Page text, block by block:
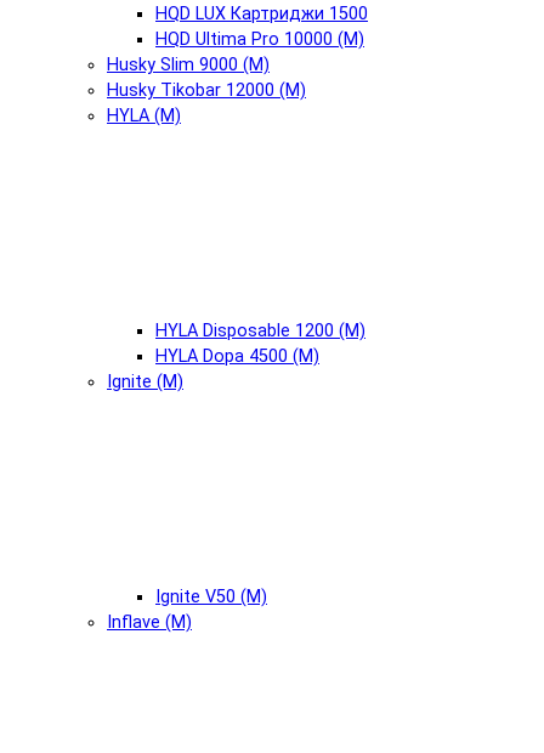
HQD LUX Картриджи 1500
HQD Ultima Pro 10000 (М)
Husky Slim 9000 (М)
Husky Tikobar 12000 (М)
HYLA (М)
HYLA Disposable 1200 (М)
HYLA Dopa 4500 (М)
Ignite (М)
Ignite V50 (М)
Inflave (М)